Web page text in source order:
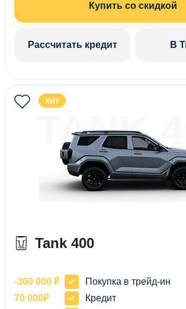
Купить со скидкой
Рассчитать кредит В
ХИТ
TANK
Tank 400
-300 000 ₽
Покупка в трейд-ин
70 000₽
Кредит